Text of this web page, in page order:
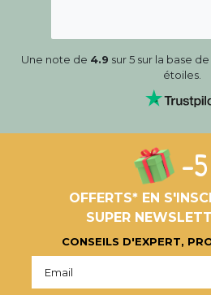
Une note de 4.9 sur 5 sur la base de
étoiles.
-
OFFERTS* EN
SUPER
CONSEILS D'EXPERT,